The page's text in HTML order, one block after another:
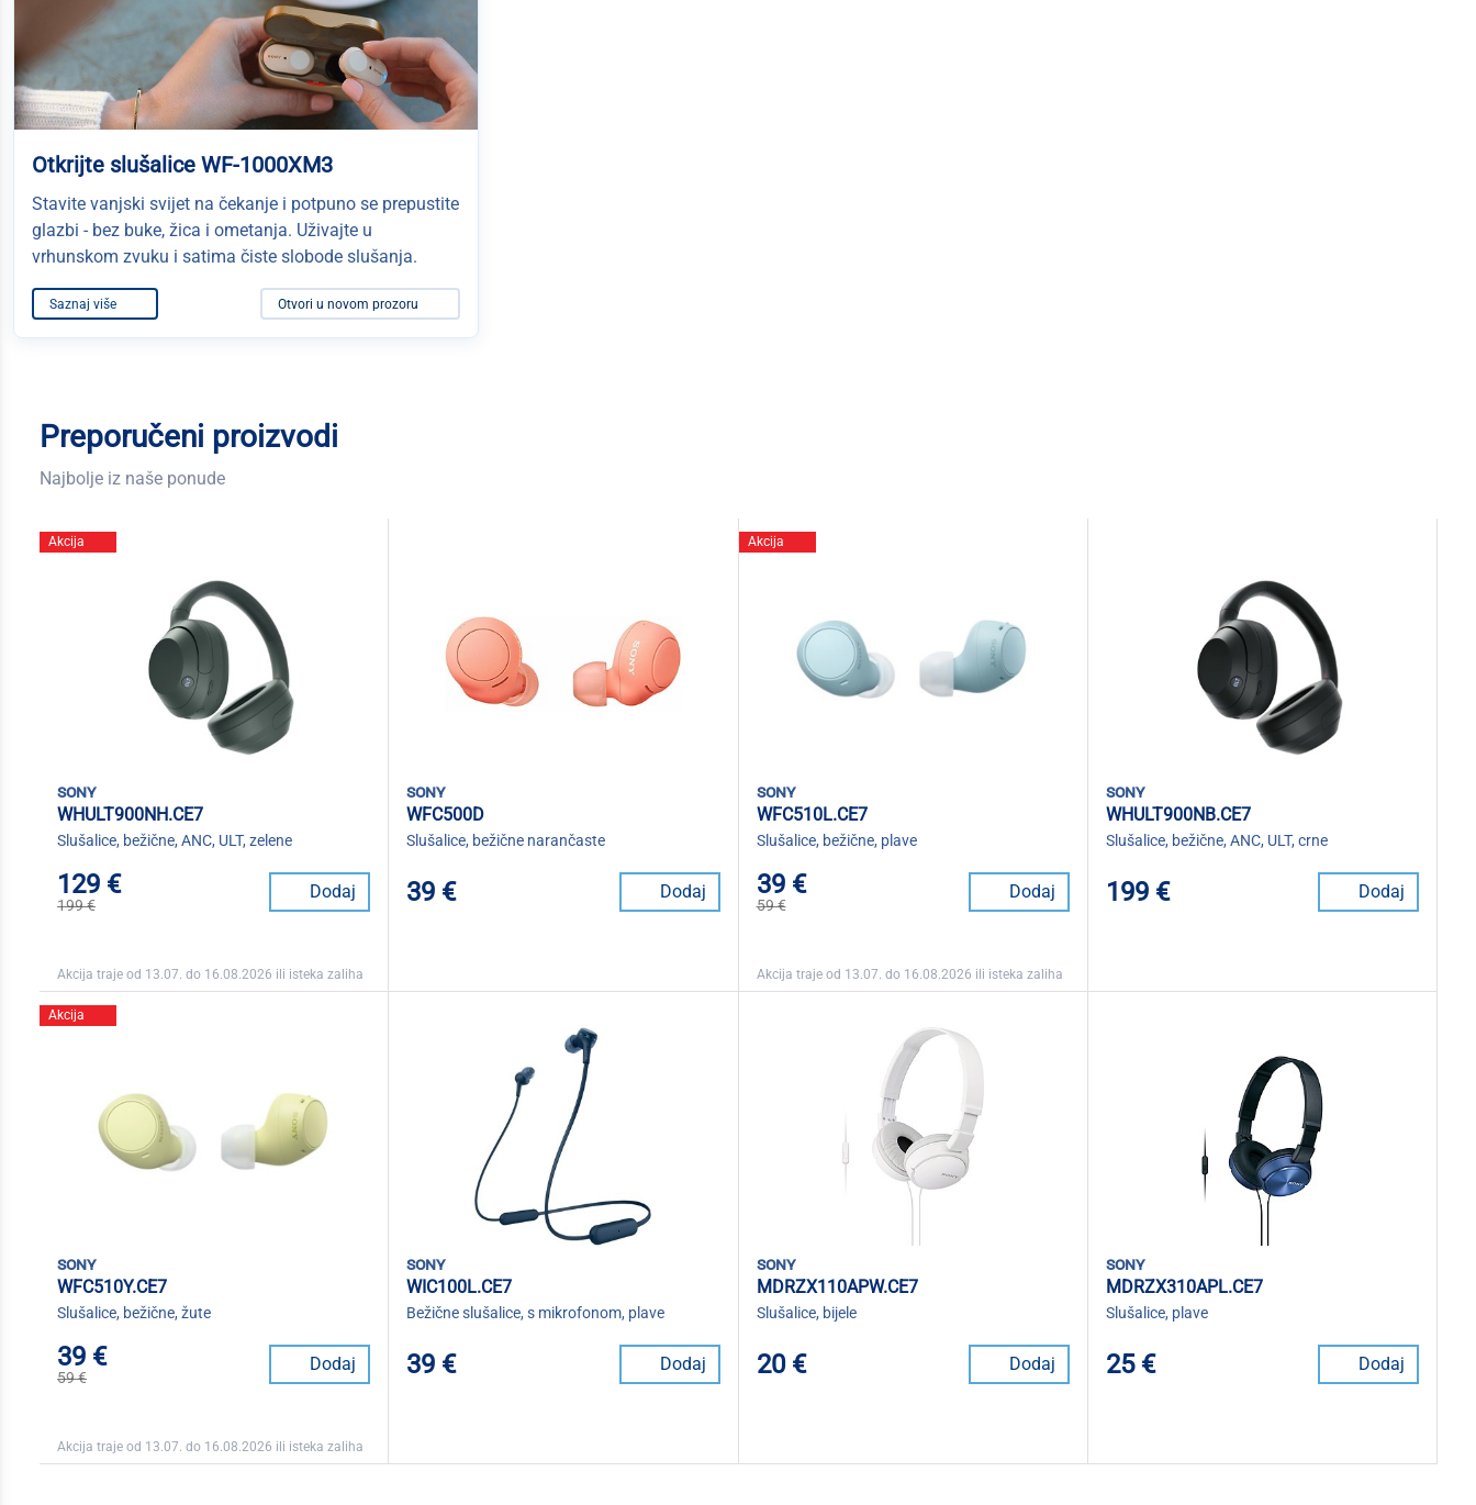
Otkrijte slušalice WF-1000XM3
Stavite vanjski svijet na čekanje i potpuno se prepustite
glazbi - bez buke, žica i ometanja. Uživajte u
vrhunskom zvuku i satima čiste slobode slušanja.
Saznaj više Otvori u novom prozoru
Preporučeni proizvodi
Najbolje iz naše ponude
Akcija
sony
WHULT900NH.CE7
Slušalice, bežične, ANC, ULT, zelene
129 €
199 €
Dodaj
Akcija traje od 13.07. do 16.08.2026 ili isteka zaliha
sony
WFC500D
Slušalice, bežične narančaste
39 € Dodaj
Akcija
sony
WFC510L.CE7
Slušalice, bežične, plave
39 €
59 €
Dodaj
Akcija traje od 13.07. do 16.08.2026 ili isteka zaliha
sony
WHULT900NB.CE7
Slušalice, bežične, ANC, ULT, crne
199 € Dodaj
Akcija
sony
WFC510Y.CE7
Slušalice, bežične, žute
39 €
59 €
Dodaj
Akcija traje od 13.07. do 16.08.2026 ili isteka zaliha
sony
WIC100L.CE7
Bežične slušalice, s mikrofonom, plave
39 € Dodaj
sony
MDRZX110APW.CE7
Slušalice, bijele
20 € Dodaj
sony
MDRZX310APL.CE7
Slušalice, plave
25 € Dodaj